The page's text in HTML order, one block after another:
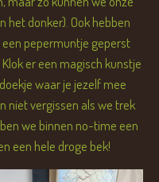
het donker). Ook hebben
pepermuntje geperst
er een magisch kunstje
waar je jezelf mee
niet vergissen als we trek
we binnen no-time een
een hele droge bek!